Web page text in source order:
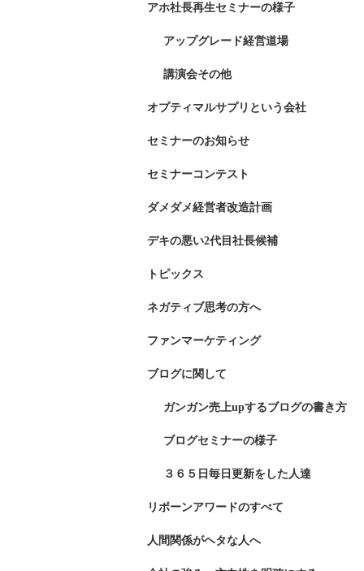
アホ社長再生セミナーの様子
アップグレード経営道場
講演会その他
オプティマルサプリという会社
セミナーのお知らせ
セミナーコンテスト
ダメダメ経営者改造計画
デキの悪い2代目社長候補
トピックス
ネガティブ思考の方へ
ファンマーケティング
ブログに関して
ガンガン売上upするブログの書き方
ブログセミナーの様子
３６５日毎日更新をした人達
リボーンアワードのすべて
人間関係がヘタな人へ